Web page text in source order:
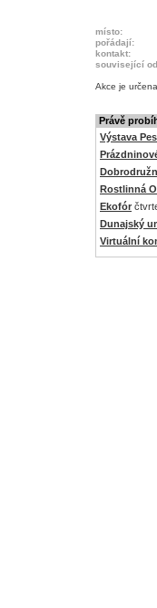
místo:
pořádají:
kontakt:
související
Akce je
Právě
Výstava
Rostlinná
Ekofór
Dunajský
Virtuální